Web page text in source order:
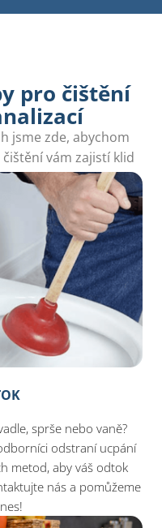
pro čištění
jsme zde, abychom
vám zajistí klid
sprše nebo vaně?
odstraní ucpání
metod, aby váš odtok
nás a pomůžeme